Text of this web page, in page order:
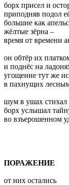
борх присел и
приподняв подол
большие как
жёлтые зёрна –
время от времени
он обтёр их
и поднёс на
угощение тут же
в пахнущих
шум в ушах стихал
борх услышал
во взъерошенном
ПОРАЖЕНИЕ
от них остались